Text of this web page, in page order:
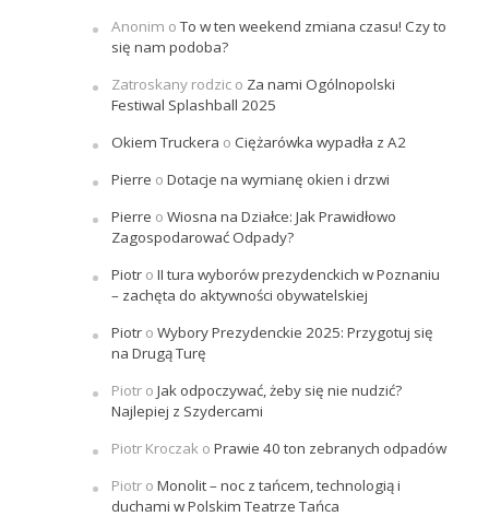
Anonim oTo w ten weekend zmiana czasu! Czy to
się nam podoba?
Zatroskany rodzico Za nami Ogólnopolski
Festiwal Splashball 2025
Okiem Truckera o Ciężarówka wypadła z A2
Pierre o Dotacje na wymianę okien i drzwi
Pierre o Wiosna na Działce: Jak Prawidłowo
Zagospodarować Odpady?
Piotro II tura wyborów prezydenckich w Poznaniu
– zachęta do aktywności obywatelskiej
Piotro Wybory Prezydenckie 2025: Przygotuj się
na Drugą Turę
Piotro Jak odpoczywać, żeby się nie nudzić?
Najlepiej z Szydercami
Piotr Kroczak o Prawie 40 ton zebranych odpadów
Piotro Monolit – noc z tańcem, technologią i
duchami w Polskim Teatrze Tańca